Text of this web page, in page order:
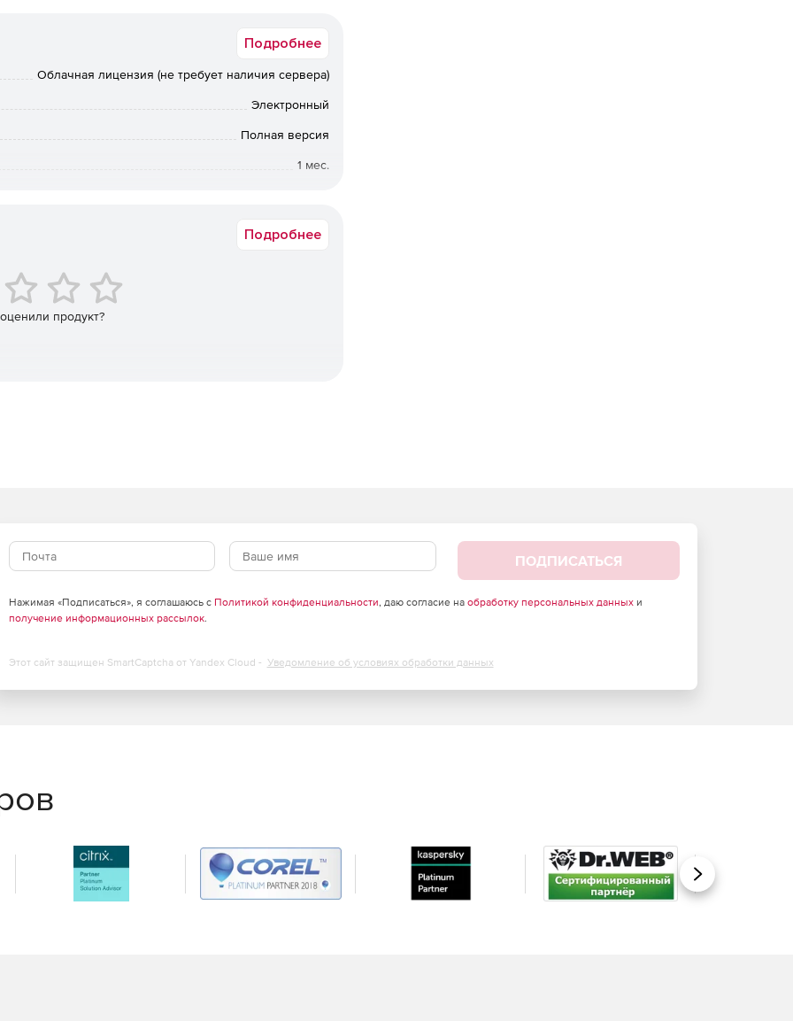
были запущены, и сайты, которые были открыты.
категориям и времени работы с ними.
клавиатуры текст для последующего анализа.
а также записывает звук с
постобработку для повышения качества.
записанные на внешние носители, а также файлы,
DropBox и Google Drive.
и видеонаблюдение. Все прогулы
соответствующее уведомление на электронную
на почту или в Телеграм. Функция анализа
пьян.
Подробнее
Облачная лицензия (не требует наличия сервера)
Электронный
Полная версия
1 мес.
Подробнее
продукт?
ПОДПИСАТЬСЯ
Нажимая «Подписаться», я соглашаюсь с Политикой конфиденциальности, даю согласие на обработку персональных данныхи
получение информационных рассылок.
Этот сайт защищен SmartCaptcha от Yandex Cloud - Уведомление об условиях обработки данных
Вперед